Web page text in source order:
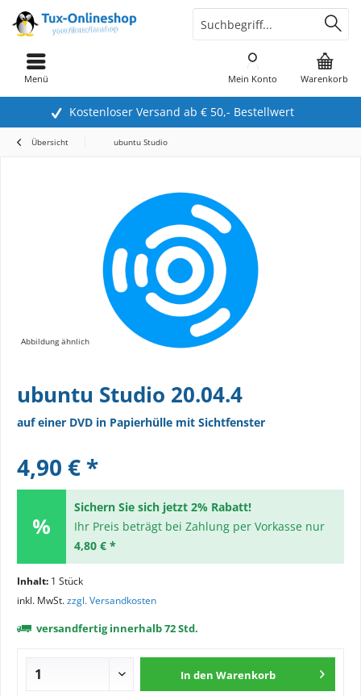
Kostenloser Versand ab € 50,- Bestellwert
Warenkorb
Mein Konto
Menü
Übersicht ubuntu Studio
Abbildung ähnlich
ubuntu Studio 20.04.4
auf einer DVD in Papierhülle mit Sichtfenster
4,90 € *
Sichern Sie sich jetzt 2% Rabatt!
Ihr Preis beträgt bei Zahlung per Vorkasse nur
4,80 € *
Inhalt: 1 Stück
inkl. MwSt.zzgl. Versandkosten
versandfertig innerhalb 72 Std.
In den Warenkorb